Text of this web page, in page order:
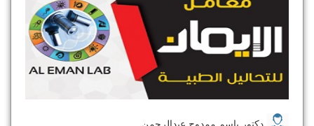
دكتور باسم ممدوح عبدالرحمن